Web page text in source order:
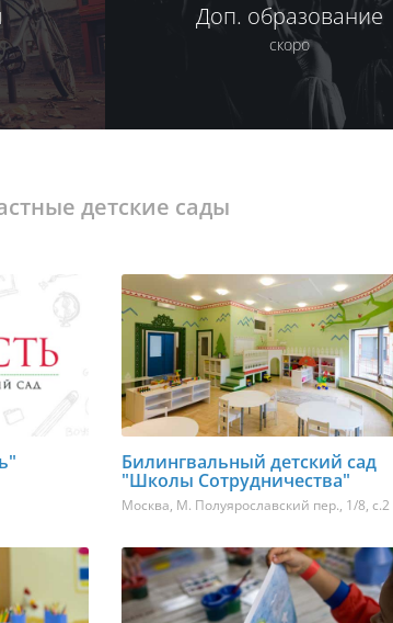
Доп. образование
скоро
детские сады
Билингвальный детский сад
"Школы Сотрудничества"
Москва, М. Полуярославский пер., 1/8, с.2